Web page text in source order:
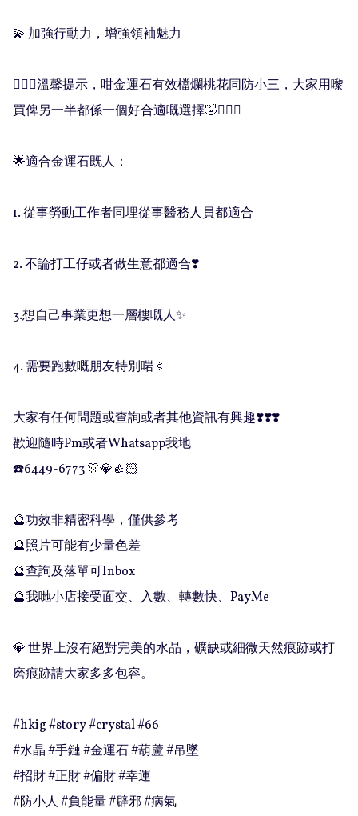
💫 加強行動力，增強領袖魅力
🧚🏻‍♀️溫馨提示，咁金運石有效檔爛桃花同防小三，大家用嚟
買俾另一半都係一個好合適嘅選擇🤣💁🏻‍♀️
🌟適合金運石既人：
1. 從事勞動工作者同埋從事醫務人員都適合
2. 不論打工仔或者做生意都適合❣️
3.想自己事業更想一層樓嘅人✨
4. 需要跑數嘅朋友特別啱🔅
大家有任何問題或查詢或者其他資訊有興趣❣️❣️❣️
歡迎隨時Pm或者Whatsapp我地
☎️6449-6773 🎊💎👍🏻
🔮功效非精密科學，僅供參考
🔮照片可能有少量色差
🔮查詢及落單可Inbox
🔮我哋小店接受面交、入數、轉數快、PayMe
💎 世界上沒有絕對完美的水晶，礦缺或細微天然痕跡或打
磨痕跡請大家多多包容。
#hkig #story #crystal #66
#水晶 #手鏈 #金運石 #葫蘆 #吊墜
#招財 #正財 #偏財 #幸運
#防小人 #負能量 #辟邪 #病氣